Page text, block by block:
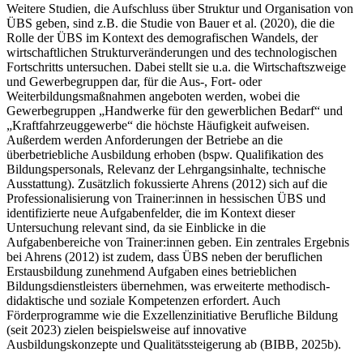
Weitere Studien, die Aufschluss über Struktur und Organisation von
ÜBS geben, sind z.B. die Studie von Bauer et al. (2020), die die
Rolle der ÜBS im Kontext des demografischen Wandels, der
wirtschaftlichen Strukturveränderungen und des technologischen
Fortschritts untersuchen. Dabei stellt sie u.a. die Wirtschaftszweige
und Gewerbegruppen dar, für die Aus-, Fort- oder
Weiterbildungsmaßnahmen angeboten werden, wobei die
Gewerbegruppen „Handwerke für den gewerblichen Bedarf“ und
„Kraftfahrzeuggewerbe“ die höchste Häufigkeit aufweisen.
Außerdem werden Anforderungen der Betriebe an die
überbetriebliche Ausbildung erhoben (bspw. Qualifikation des
Bildungspersonals, Relevanz der Lehrgangsinhalte, technische
Ausstattung). Zusätzlich fokussierte Ahrens (2012) sich auf die
Professionalisierung von Trainer:innen in hessischen ÜBS und
identifizierte neue Aufgabenfelder, die im Kontext dieser
Untersuchung relevant sind, da sie Einblicke in die
Aufgabenbereiche von Trainer:innen geben. Ein zentrales Ergebnis
bei Ahrens (2012) ist zudem, dass ÜBS neben der beruflichen
Erstausbildung zunehmend Aufgaben eines betrieblichen
Bildungsdienstleisters übernehmen, was erweiterte methodisch-
didaktische und soziale Kompetenzen erfordert. Auch
Förderprogramme wie die Exzellenzinitiative Berufliche Bildung
(seit 2023) zielen beispielsweise auf innovative
Ausbildungskonzepte und Qualitätssteigerung ab (BIBB, 2025b).